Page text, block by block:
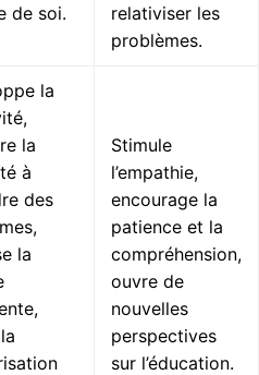
de soi.
relativiser les
problèmes.
la
la
à
des
la
Stimule
l’empathie,
encourage la
patience et la
compréhension,
ouvre de
nouvelles
perspectives
sur l’éducation.